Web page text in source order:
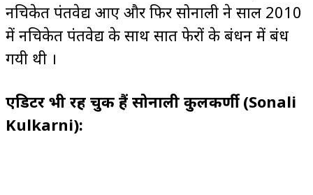
नचिकेत पंतवेद्य आए और फिर सोनाली ने साल 2010
में नचिकेत पंतवेद्य के साथ सात फेरों के बंधन में बंध
गयी थी ।
एडिटर भी रह चुकी हैं सोनाली कुलकर्णी (Sonali
Kulkarni):